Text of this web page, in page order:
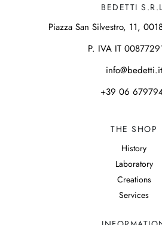
BEDETTI
Piazza San Silvestro, 11,
P. IVA IT
info@bedetti.it
+39 06
THE SHOP
History
Laboratory
Creations
Services